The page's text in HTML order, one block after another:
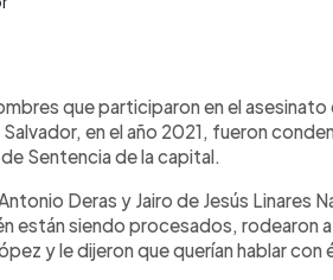
► Escuchar artículo
que participaron en el
Salvador, en el año 2021, fueron
Sentencia de la capital.
Deras y Jairo de Jesús
están siendo procesados, rodearon
y le dijeron que querían hablar con